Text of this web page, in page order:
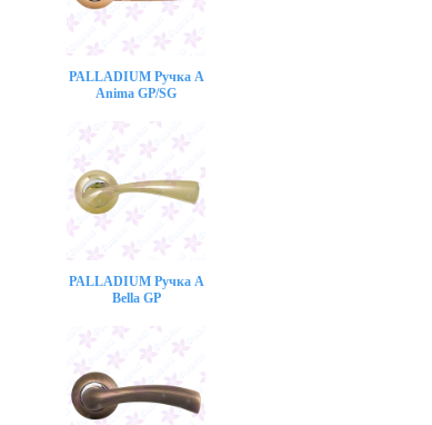
PALLADIUM Ручка A
Anima GP/SG
PALLADIUM Ручка A
Bella GP